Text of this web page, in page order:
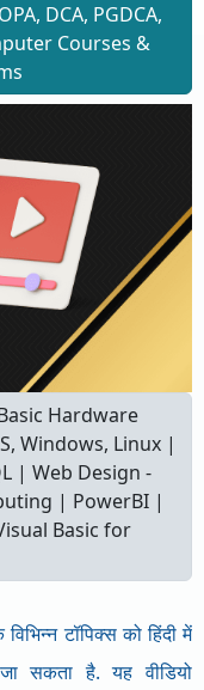
DCA, PGDCA,
Courses &
Hardware
Windows, Linux |
| Web Design -
| PowerBI |
Basic for
टॉपिक्स को हिंदी में
सकता है. यह वीडियो